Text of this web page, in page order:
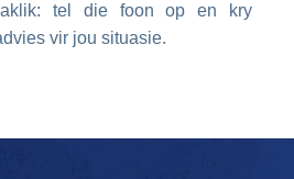
tel die foon op en kry
vir jou situasie.